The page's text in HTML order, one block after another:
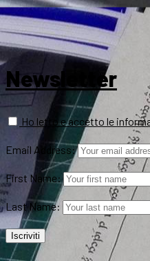
Newsletter
Ho letto e accetto le
Email Address:
First Name:
Last Name: